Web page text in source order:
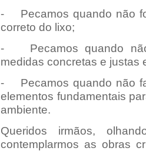
- Pecamos quando não
correto do lixo;
- Pecamos quando não
medidas concretas e justas
- Pecamos quando não
elementos fundamentais
ambiente.
Queridos irmãos,
contemplarmos as obras